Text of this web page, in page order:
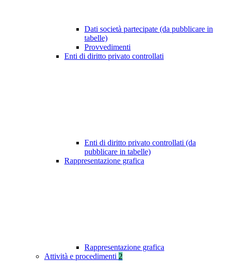
Dati società partecipate (da pubblicare in
tabelle)
Provvedimenti
Enti di diritto privato controllati
Enti di diritto privato controllati (da
pubblicare in tabelle)
Rappresentazione grafica
Rappresentazione grafica
Attività e procedimenti 2